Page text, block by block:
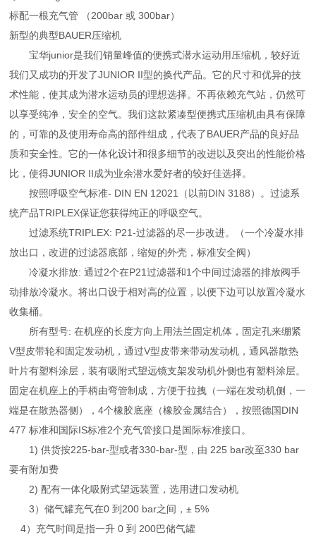
标配一根充气管 （200bar 或 300bar）
新型的典型BAUER压缩机
宝华junior是我们销量峰值的便携式潜水运动用压缩机，较好近
我们又成功的开发了JUNIOR II型的换代产品。它的尺寸和优异的技
术性能，使其成为潜水运动员的理想选择。不再依赖充气站，仍然可
以享受纯净，安全的空气。我们这款紧凑型便携式压缩机由具有保障
的，可靠的及使用寿命高的部件组成，代表了BAUER产品的良好品
质和安全性。它的一体化设计和很多细节的改进以及突出的性能价格
比，使得JUNIOR II成为业余潜水爱好者的较好佳选择。
按照呼吸空气标准- DIN EN 12021（以前DIN 3188）。过滤系
统产品TRIPLEX保证您获得纯正的呼吸空气。
过滤系统TRIPLEX: P21-过滤器的尽一步改进。（一个冷凝水排
放出口，改进的过滤器底部，缩短的外壳，标准安全阀）
冷凝水排放: 通过2个在P21过滤器和1个中间过滤器的排放阀手
动排放冷凝水。将出口设于相对高的位置，以便下边可以放置冷凝水
收集桶。
所有型号: 在机座的长度方向上用法兰固定机体，固定孔来绷紧
V型皮带轮和固定发动机，通过V型皮带来带动发动机，通风器散热
叶片有塑料涂层，装有吸附式望远镜支架发动机外侧也有塑料涂层。
固定在机座上的手柄由弯管制成，方便于拉拽（一端在发动机侧，一
端是在散热器侧），4个橡胶底座（橡胶金属结合），按照德国DIN
477 标准和国际IS标准2个充气管接口是国际标准接口。
1) 供货按225-bar-型或者330-bar-型，由 225 bar改至330 bar
要有附加费
2) 配有一体化吸附式望远装置，选用进口发动机
3）储气罐充气在0 到200 bar之间，± 5%
4）充气时间是指一升 0 到 200巴储气罐